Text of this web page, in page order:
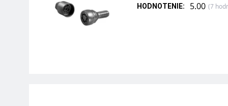
HODNOTENIE: 5.00 (7